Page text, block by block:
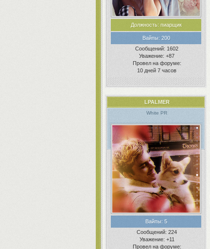
Должность:пиарщик
Вайпы:200
Сообщений: 1602
Уважение: +87
Провел на форуме:
10 дней 7 часов
LPALMER
White PR
Вайпы:5
Сообщений: 224
Уважение: +11
Провел на форуме: